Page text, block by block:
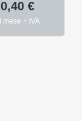
0,40 €
mese + IVA